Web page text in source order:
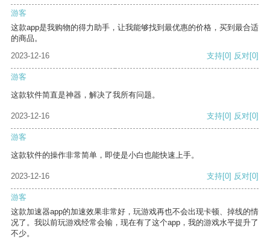
游客
这款app是我购物的得力助手，让我能够找到最优惠的价格，买到最合适
的商品。
2023-12-16
支持[0] 反对[0]
游客
这款软件简直是神器，解决了我所有问题。
2023-12-16 支持[0] 反对[0]
游客
这款软件的操作非常简单，即使是小白也能快速上手。
2023-12-16 支持[0] 反对[0]
游客
这款加速器app的加速效果非常好，玩游戏再也不会出现卡顿、掉线的情
况了。我以前玩游戏经常会输，现在有了这个app，我的游戏水平提升了
不少。